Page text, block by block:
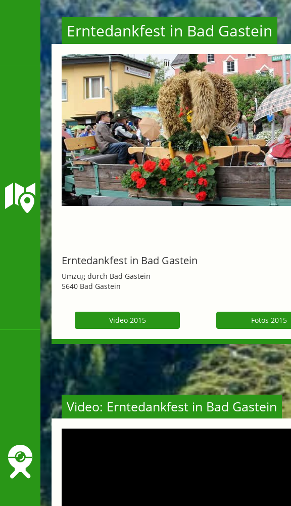
Erntedankfest in Bad Gastein
Erntedankfest in Bad Gastein
Umzug durch Bad Gastein
5640 Bad Gastein
Video 2015 Fotos 2015
Video: Erntedankfest in Bad Gastein